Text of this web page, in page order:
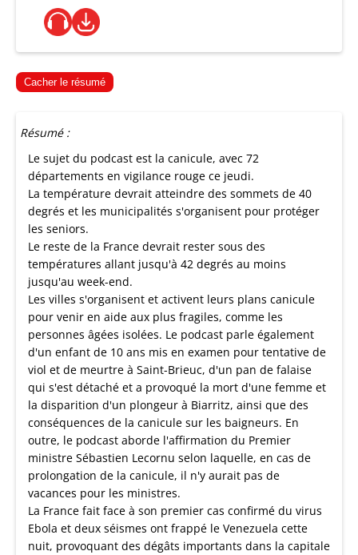
Cacher le résumé
Résumé :
Le sujet du podcast est la canicule, avec 72
départements en vigilance rouge ce jeudi.
La température devrait atteindre des sommets de 40
degrés et les municipalités s'organisent pour protéger
les seniors.
Le reste de la France devrait rester sous des
températures allant jusqu'à 42 degrés au moins
jusqu'au week-end.
Les villes s'organisent et activent leurs plans canicule
pour venir en aide aux plus fragiles, comme les
personnes âgées isolées. Le podcast parle également
d'un enfant de 10 ans mis en examen pour tentative de
viol et de meurtre à Saint-Brieuc, d'un pan de falaise
qui s'est détaché et a provoqué la mort d'une femme et
la disparition d'un plongeur à Biarritz, ainsi que des
conséquences de la canicule sur les baigneurs. En
outre, le podcast aborde l'affirmation du Premier
ministre Sébastien Lecornu selon laquelle, en cas de
prolongation de la canicule, il n'y aurait pas de
vacances pour les ministres.
La France fait face à son premier cas confirmé du virus
Ebola et deux séismes ont frappé le Venezuela cette
nuit, provoquant des dégâts importants dans la capitale